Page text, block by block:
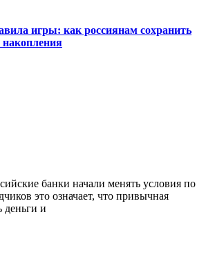
игры: как россиянам сохранить
накопления
банки начали менять условия по
это означает, что привычная
деньги и